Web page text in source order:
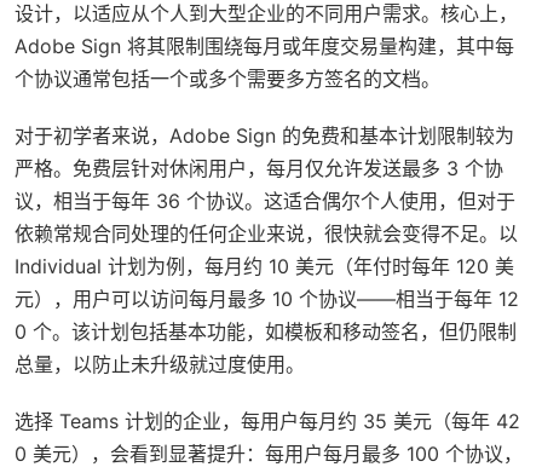
设计，以适应从个人到大型企业的不同用户需求。核心上，
Adobe Sign 将其限制围绕每月或年度交易量构建，其中每
个协议通常包括一个或多个需要多方签名的文档。
对于初学者来说，Adobe Sign 的免费和基本计划限制较为
严格。免费层针对休闲用户，每月仅允许发送最多 3 个协
议，相当于每年 36 个协议。这适合偶尔个人使用，但对于
依赖常规合同处理的任何企业来说，很快就会变得不足。以
Individual 计划为例，每月约 10 美元（年付时每年 120 美
元），用户可以访问每月最多 10 个协议——相当于每年 12
0 个。该计划包括基本功能，如模板和移动签名，但仍限制
总量，以防止未升级就过度使用。
选择 Teams 计划的企业，每用户每月约 35 美元（每年 42
0 美元），会看到显著提升：每用户每月最多 100 个协议，